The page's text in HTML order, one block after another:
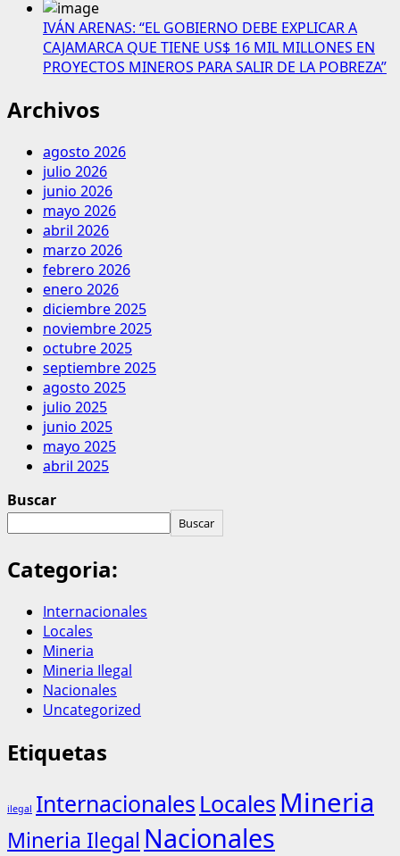
IVÁN ARENAS: “EL GOBIERNO DEBE EXPLICAR A
CAJAMARCA QUE TIENE US$ 16 MIL MILLONES EN
PROYECTOS MINEROS PARA SALIR DE LA POBREZA”
Archivos
agosto 2026
julio 2026
junio 2026
mayo 2026
abril 2026
marzo 2026
febrero 2026
enero 2026
diciembre 2025
noviembre 2025
octubre 2025
septiembre 2025
agosto 2025
julio 2025
junio 2025
mayo 2025
abril 2025
Buscar
Buscar
Categoria:
Internacionales
Locales
Mineria
Mineria Ilegal
Nacionales
Uncategorized
Etiquetas
ilegal Internacionales Locales Mineria
Mineria Ilegal Nacionales